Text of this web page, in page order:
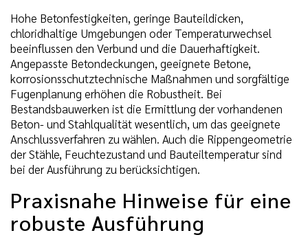
Hohe Betonfestigkeiten, geringe Bauteildicken,
chloridhaltige Umgebungen oder Temperaturwechsel
beeinflussen den Verbund und die Dauerhaftigkeit.
Angepasste Betondeckungen, geeignete Betone,
korrosionsschutztechnische Maßnahmen und sorgfältige
Fugenplanung erhöhen die Robustheit. Bei
Bestandsbauwerken ist die Ermittlung der vorhandenen
Beton- und Stahlqualität wesentlich, um das geeignete
Anschlussverfahren zu wählen. Auch die Rippengeometrie
der Stähle, Feuchtezustand und Bauteiltemperatur sind
bei der Ausführung zu berücksichtigen.
Praxisnahe Hinweise für eine
robuste Ausführung